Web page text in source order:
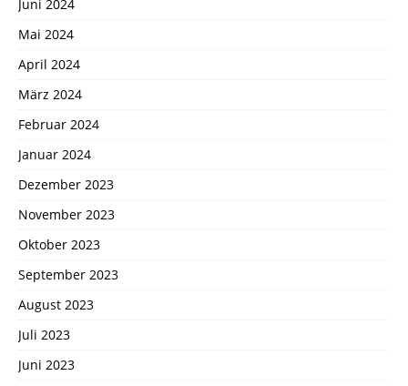
Juni 2024
Mai 2024
April 2024
März 2024
Februar 2024
Januar 2024
Dezember 2023
November 2023
Oktober 2023
September 2023
August 2023
Juli 2023
Juni 2023